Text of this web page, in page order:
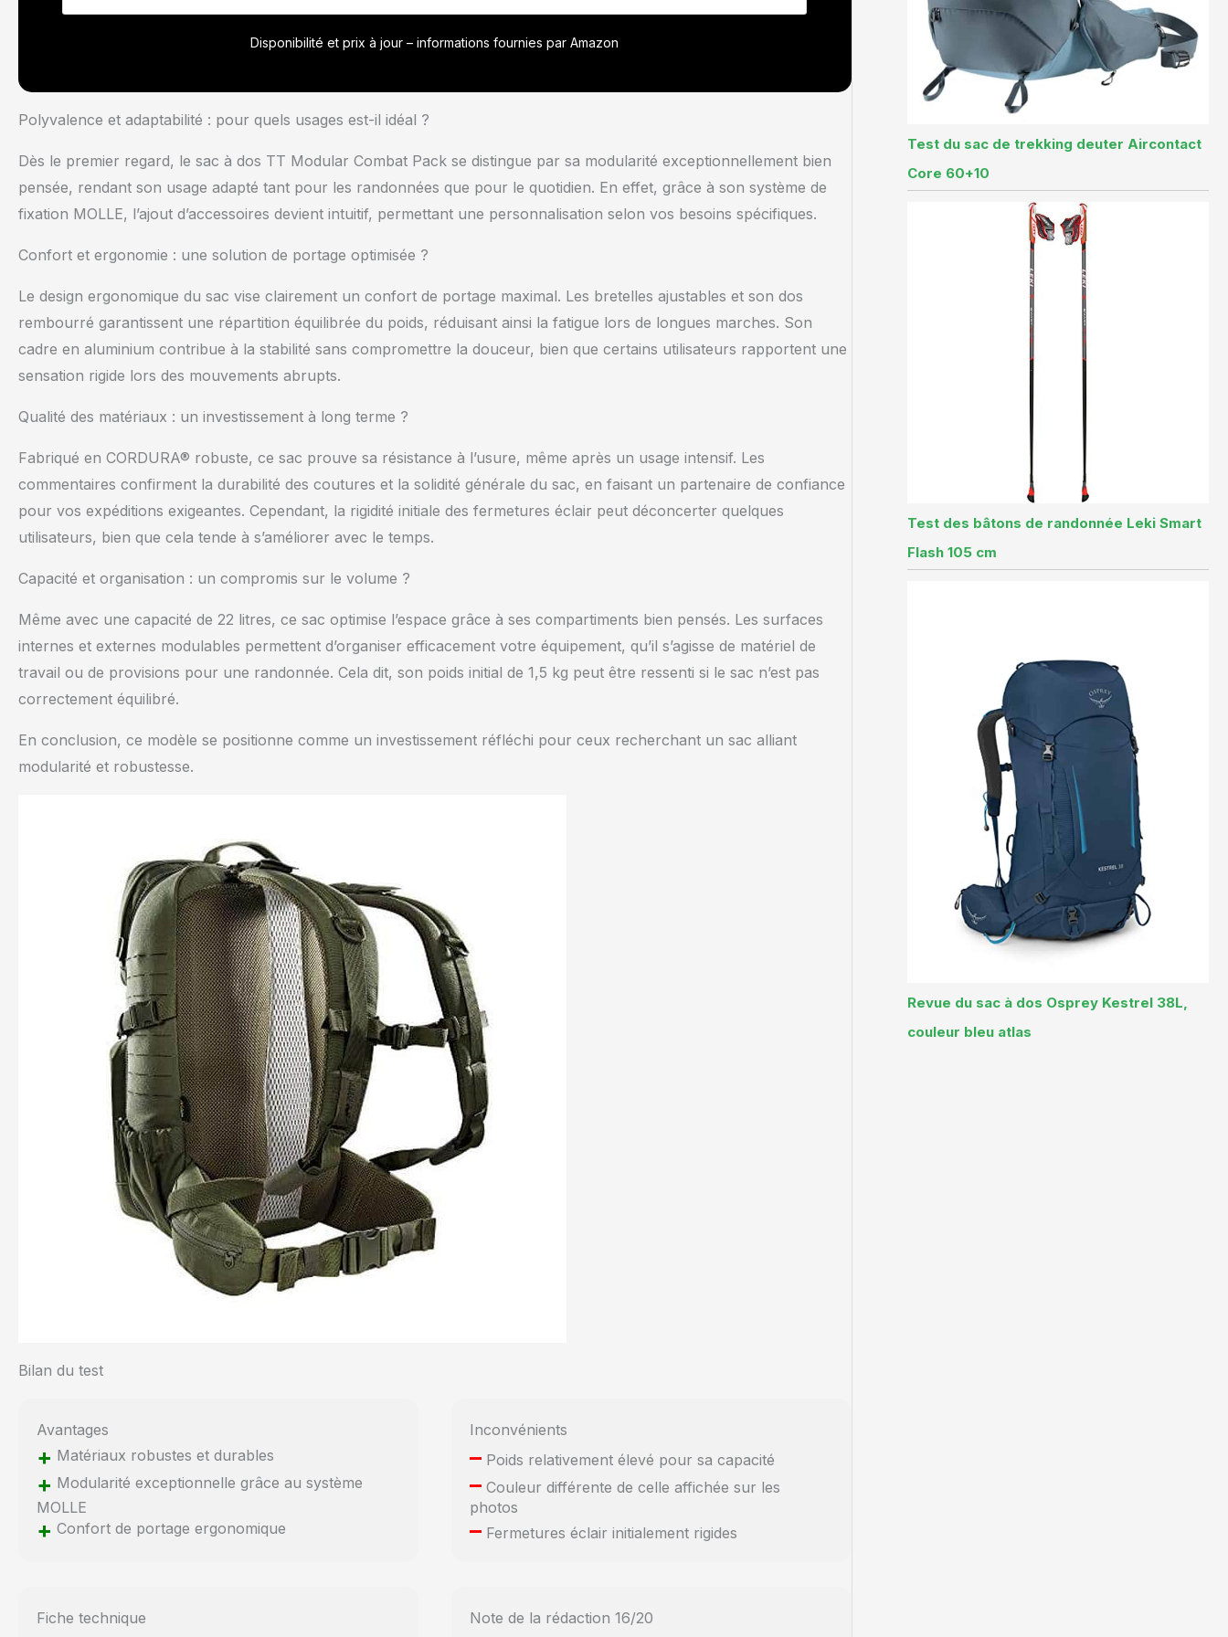
pochettes supplémentaires PRATIQUE : un organiseur, des zones de hook-
avant assurent un ordre optimal et la meilleure organisation possible
kg / Matériau : CORDURA 700 den
Disponibilité et prix à jour – informations fournies par Amazon
Polyvalence et adaptabilité : pour quels usages est-il idéal ?
Dès le premier regard, le sac à dos TT Modular Combat Pack se distingue par sa modularité exceptionnellement bien
pensée, rendant son usage adapté tant pour les randonnées que pour le quotidien. En effet, grâce à son système de
fixation MOLLE, l’ajout d’accessoires devient intuitif, permettant une personnalisation selon vos besoins spécifiques.
Confort et ergonomie : une solution de portage optimisée ?
Le design ergonomique du sac vise clairement un confort de portage maximal. Les bretelles ajustables et son dos
rembourré garantissent une répartition équilibrée du poids, réduisant ainsi la fatigue lors de longues marches. Son
cadre en aluminium contribue à la stabilité sans compromettre la douceur, bien que certains utilisateurs rapportent une
sensation rigide lors des mouvements abrupts.
Qualité des matériaux : un investissement à long terme ?
Fabriqué en CORDURA® robuste, ce sac prouve sa résistance à l’usure, même après un usage intensif. Les
commentaires confirment la durabilité des coutures et la solidité générale du sac, en faisant un partenaire de confiance
pour vos expéditions exigeantes. Cependant, la rigidité initiale des fermetures éclair peut déconcerter quelques
utilisateurs, bien que cela tende à s’améliorer avec le temps.
Capacité et organisation : un compromis sur le volume ?
Même avec une capacité de 22 litres, ce sac optimise l’espace grâce à ses compartiments bien pensés. Les surfaces
internes et externes modulables permettent d’organiser efficacement votre équipement, qu’il s’agisse de matériel de
travail ou de provisions pour une randonnée. Cela dit, son poids initial de 1,5 kg peut être ressenti si le sac n’est pas
correctement équilibré.
En conclusion, ce modèle se positionne comme un investissement réfléchi pour ceux recherchant un sac alliant
modularité et robustesse.
Bilan du test
Avantages
+ Matériaux robustes et durables
+ Modularité exceptionnelle grâce au système
MOLLE
+ Confort de portage ergonomique
Inconvénients
– Poids relativement élevé pour sa capacité
– Couleur différente de celle affichée sur les
photos
– Fermetures éclair initialement rigides
Fiche technique
Note de la rédaction 16/20
Test du sac de trekking deuter Aircontact
Core 60+10
Test des bâtons de randonnée Leki Smart
Flash 105 cm
Revue du sac à dos Osprey Kestrel 38L,
couleur bleu atlas